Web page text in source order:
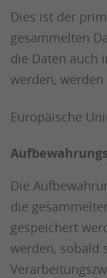
Dies ist der
gesammelten
die Daten auch
werden,
Europäische
Die
die
gespeichert
werden, sobald